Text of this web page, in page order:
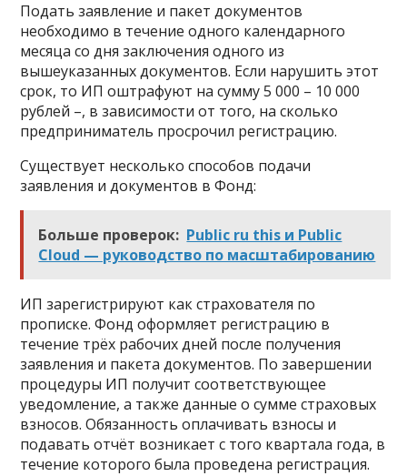
Подать заявление и пакет документов
необходимо в течение одного календарного
месяца со дня заключения одного из
вышеуказанных документов. Если нарушить этот
срок, то ИП оштрафуют на сумму 5 000 – 10 000
рублей –, в зависимости от того, на сколько
предприниматель просрочил регистрацию.
Существует несколько способов подачи
заявления и документов в Фонд:
Больше проверок: Public ru this и Public
Cloud — руководство по масштабированию
ИП зарегистрируют как страхователя по
прописке. Фонд оформляет регистрацию в
течение трёх рабочих дней после получения
заявления и пакета документов. По завершении
процедуры ИП получит соответствующее
уведомление, а также данные о сумме страховых
взносов. Обязанность оплачивать взносы и
подавать отчёт возникает с того квартала года, в
течение которого была проведена регистрация.